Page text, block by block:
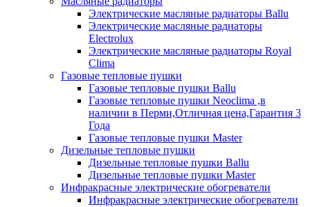
Электрические масляные радиаторы Ballu
Электрические масляные радиаторы
Electrolux
Электрические масляные радиаторы Royal
Clima
Газовые тепловые пушки
Газовые тепловые пушки Ballu
Газовые тепловые пушки Neoclima ,в
наличии в Перми,Отличная цена,Гарантия 3
Года
Газовые тепловые пушки Master
Дизельные тепловые пушки
Дизельные тепловые пушки Ballu
Дизельные тепловые пушки Master
Инфракрасные электрические обогреватели
Инфракрасные электрические обогреватели